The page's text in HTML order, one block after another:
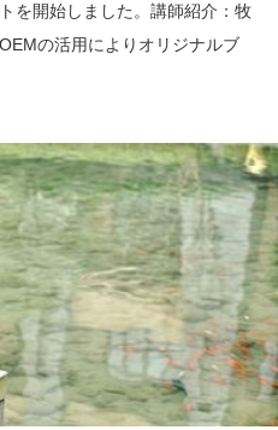
を開始しました。講師紹介：牧
の活用によりオリジナルブ